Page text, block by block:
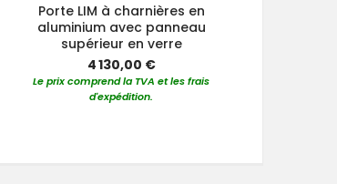
Porte LIM à charnières en
aluminium avec panneau
supérieur en verre
4 130,00 €
Le prix comprend la TVA et les frais
d'expédition.